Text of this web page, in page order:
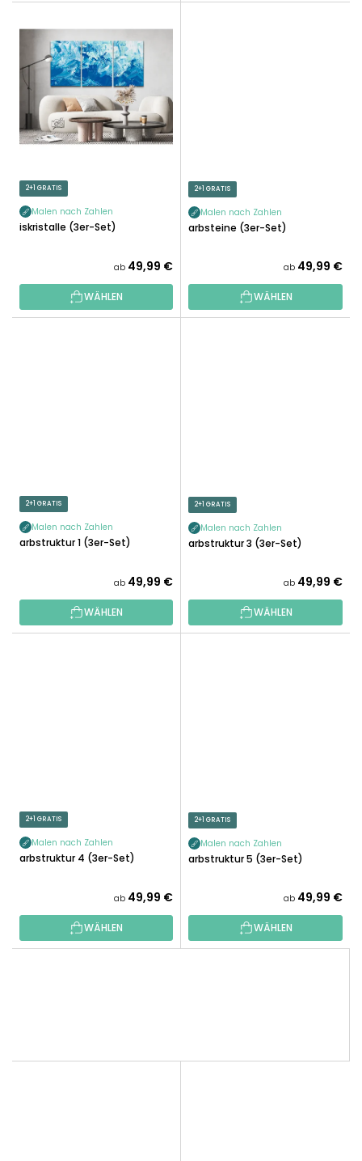
2+1 GRATIS
Malen nach Zahlen
Eiskristalle (3er-Set)
ab 49,99 €
WÄHLEN
2+1 GRATIS
Malen nach Zahlen
Farbsteine ​​(3er-Set)
ab 49,99 €
WÄHLEN
2+1 GRATIS
Malen nach Zahlen
Farbstruktur 1 (3er-Set)
ab 49,99 €
WÄHLEN
2+1 GRATIS
Malen nach Zahlen
Farbstruktur 3 (3er-Set)
ab 49,99 €
WÄHLEN
2+1 GRATIS
Malen nach Zahlen
Farbstruktur 4 (3er-Set)
ab 49,99 €
WÄHLEN
2+1 GRATIS
Malen nach Zahlen
Farbstruktur 5 (3er-Set)
ab 49,99 €
WÄHLEN